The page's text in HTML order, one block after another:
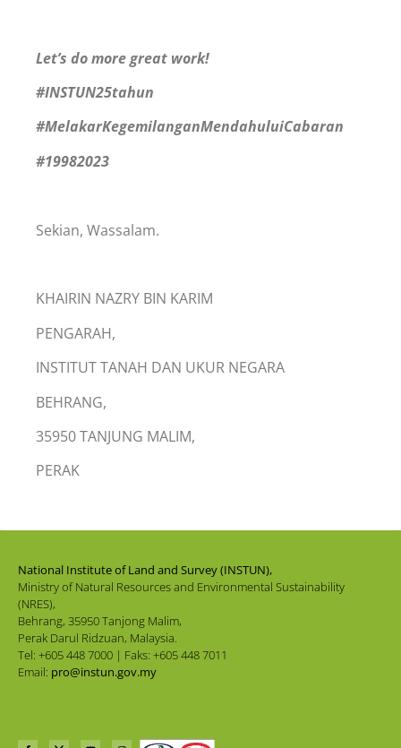
Let’s do more great work!
#INSTUN25tahun
#MelakarKegemilanganMendahuluiCabaran
#19982023
Sekian, Wassalam.
KHAIRIN NAZRY BIN KARIM
PENGARAH,
INSTITUT TANAH DAN UKUR NEGARA
BEHRANG,
35950 TANJUNG MALIM,
PERAK
National Institute of Land and Survey (INSTUN),
Ministry of Natural Resources and Environmental Sustainability
(NRES),
Behrang, 35950 Tanjong Malim,
Perak Darul Ridzuan, Malaysia.
Tel: +605 448 7000 | Faks: +605 448 7011
Email: pro@instun.gov.my